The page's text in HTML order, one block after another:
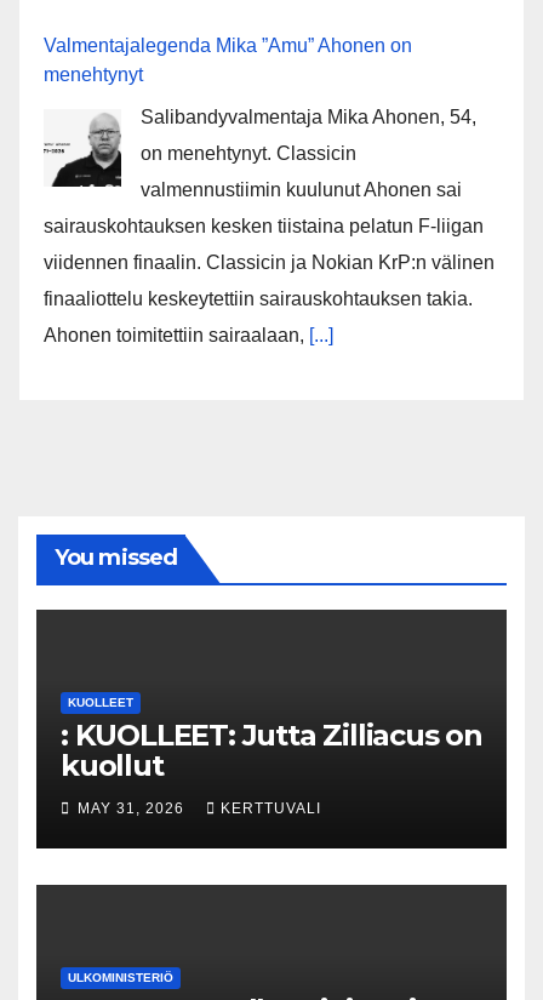
Valmentajalegenda Mika ”Amu” Ahonen on
menehtynyt
Salibandyvalmentaja Mika Ahonen, 54,
on menehtynyt. Classicin
valmennustiimin kuulunut Ahonen sai
sairauskohtauksen kesken tiistaina pelatun F-liigan
viidennen finaalin. Classicin ja Nokian KrP:n välinen
finaaliottelu keskeytettiin sairauskohtauksen takia.
Ahonen toimitettiin sairaalaan, [...]
You missed
KUOLLEET
: KUOLLEET: Jutta Zilliacus on
kuollut
MAY 31, 2026 KERTTUVALI
ULKOMINISTERIÖ